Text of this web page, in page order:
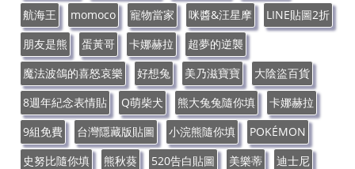
航海王
momoco 寵物當家 咪醬&汪星摩
LINE貼圖2折
朋友是熊
蛋黃哥 卡娜赫拉
超夢的逆襲
魔法波鴿的喜怒哀樂
好想兔 美乃滋寶寶
大陰盜百貨
8週年紀念表情貼
Q萌柴犬 熊大兔兔隨你填
卡娜赫拉
9組免費
台灣隱藏版貼圖 小浣熊隨你填
POKÉMON
史努比隨你填
熊秋葵 520告白貼圖 美樂蒂
迪士尼